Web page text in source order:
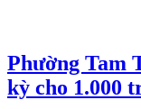
Phường Tam
kỳ cho 1.000